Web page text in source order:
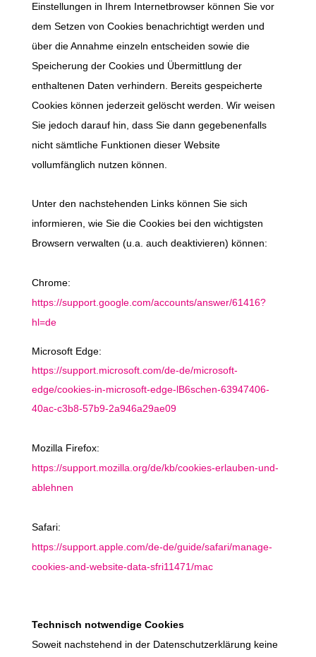
Einstellungen in Ihrem Internetbrowser können Sie vor
dem Setzen von Cookies benachrichtigt werden und
über die Annahme einzeln entscheiden sowie die
Speicherung der Cookies und Übermittlung der
enthaltenen Daten verhindern. Bereits gespeicherte
Cookies können jederzeit gelöscht werden. Wir weisen
Sie jedoch darauf hin, dass Sie dann gegebenenfalls
nicht sämtliche Funktionen dieser Website
vollumfänglich nutzen können.
Unter den nachstehenden Links können Sie sich
informieren, wie Sie die Cookies bei den wichtigsten
Browsern verwalten (u.a. auch deaktivieren) können:
Chrome:
https://support.google.com/accounts/answer/61416?
hl=de
Microsoft Edge:
https://support.microsoft.com/de-de/microsoft-
edge/cookies-in-microsoft-edge-lB6schen-63947406-
40ac-c3b8-57b9-2a946a29ae09
Mozilla Firefox:
https://support.mozilla.org/de/kb/cookies-erlauben-und-
ablehnen
Safari:
https://support.apple.com/de-de/guide/safari/manage-
cookies-and-website-data-sfri11471/mac
Technisch notwendige Cookies
Soweit nachstehend in der Datenschutzerklärung keine